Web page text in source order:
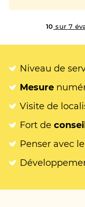
10 sur 7
Niveau de
Mesure
Visite de
Fort de
Penser avec